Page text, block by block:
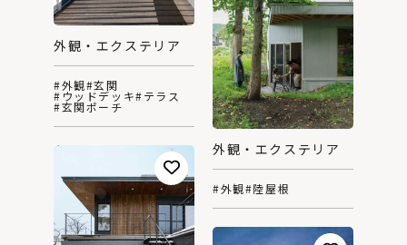
外観・エクステリア
#外観#玄関
#ウッドデッキ#テラス
#玄関ポーチ
外観・エクステリア
#外観#陸屋根